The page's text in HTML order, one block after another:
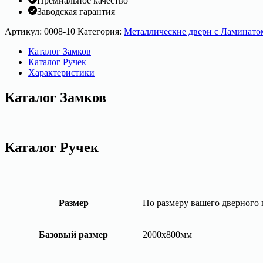
Заводская гарантия
Артикул: 0008-10 Категория: Металлические двери с
Каталог Замков
Каталог Ручек
Характеристики
Каталог Замков
Каталог Ручек
Размер По размеру вашего дверного
Базовый размер 2000х800мм